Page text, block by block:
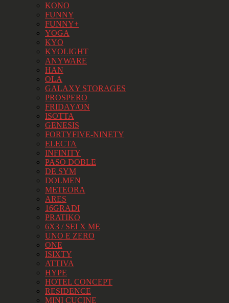
KONO
FUNNY
FUNNY+
YOGA
KYO
KYOLIGHT
ANYWARE
HAN
OLA
GALAXY STORAGES
PROSPERO
FRIDAY/ON
ISOTTA
GENESIS
FORTYFIVE-NINETY
ELECTA
INFINITY
PASO DOBLE
DE SYM
DOLMEN
METEORA
ARES
16GRADI
PRATIKO
6X3 / SEI X ME
UNO E ZERO
ONE
ISIXTY
ATTIVA
HYPE
HOTEL CONCEPT
RESIDENCE
MINI CUCINE